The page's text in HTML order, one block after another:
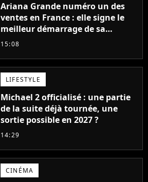
Ariana Grande numéro un des
ventes en France : elle signe le
meilleur démarrage de sa
carrière avec son album Petal
15:08
LIFESTYLE
Michael 2 officialisé : une partie
de la suite déjà tournée, une
sortie possible en 2027 ?
14:29
CINÉMA